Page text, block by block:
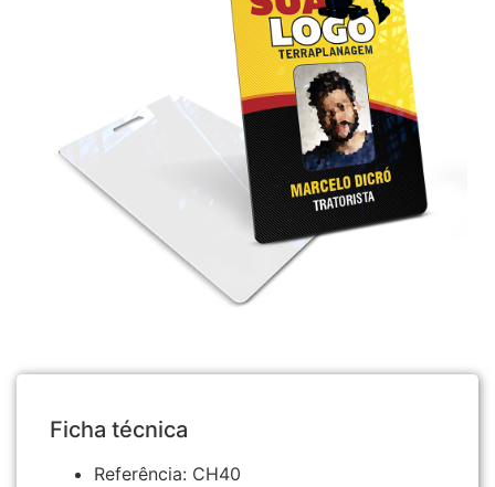
Ficha técnica
Referência: CH40